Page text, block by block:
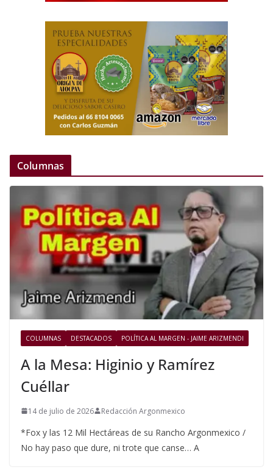
Columnas
COLUMNAS DESTACADOS POLÍTICA AL MARGEN - JAIME ARIZMENDI
A la Mesa: Higinio y Ramírez
Cuéllar
14 de julio de 2026 Redacción Argonmexico
*Fox y las 12 Mil Hectáreas de su Rancho Argonmexico /
No hay paso que dure, ni trote que canse… A